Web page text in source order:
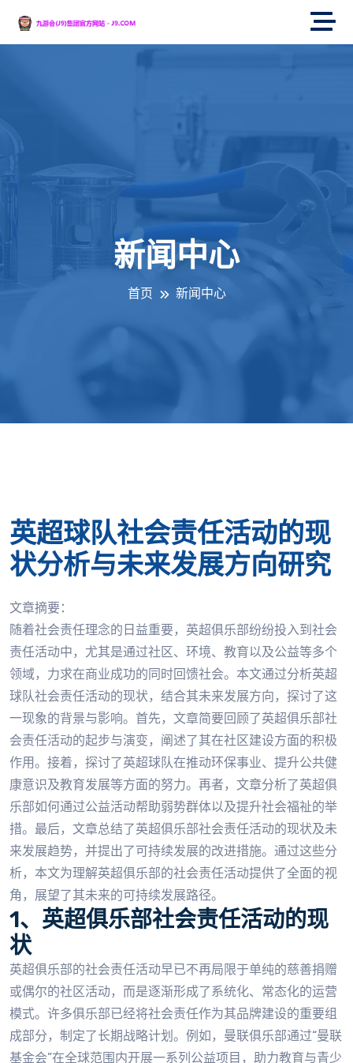
新闻中心
首页 新闻中心
英超球队社会责任活动的现
状分析与未来发展方向研究
文章摘要：
随着社会责任理念的日益重要，英超俱乐部纷纷投入到社会
责任活动中，尤其是通过社区、环境、教育以及公益等多个
领域，力求在商业成功的同时回馈社会。本文通过分析英超
球队社会责任活动的现状，结合其未来发展方向，探讨了这
一现象的背景与影响。首先，文章简要回顾了英超俱乐部社
会责任活动的起步与演变，阐述了其在社区建设方面的积极
作用。接着，探讨了英超球队在推动环保事业、提升公共健
康意识及教育发展等方面的努力。再者，文章分析了英超俱
乐部如何通过公益活动帮助弱势群体以及提升社会福祉的举
措。最后，文章总结了英超俱乐部社会责任活动的现状及未
来发展趋势，并提出了可持续发展的改进措施。通过这些分
析，本文为理解英超俱乐部的社会责任活动提供了全面的视
角，展望了其未来的可持续发展路径。
1、英超俱乐部社会责任活动的现
状
英超俱乐部的社会责任活动早已不再局限于单纯的慈善捐赠
或偶尔的社区活动，而是逐渐形成了系统化、常态化的运营
模式。许多俱乐部已经将社会责任作为其品牌建设的重要组
成部分，制定了长期战略计划。例如，曼联俱乐部通过“曼联
基金会”在全球范围内开展一系列公益项目，助力教育与青少